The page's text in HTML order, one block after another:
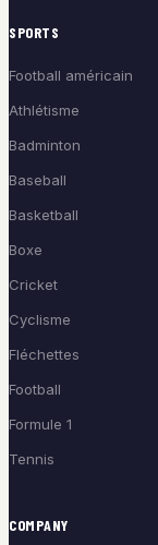
SPORTS
Football américain
Athlétisme
Badminton
Baseball
Basketball
Boxe
Cricket
Cyclisme
Fléchettes
Football
Formule 1
Tennis
COMPANY